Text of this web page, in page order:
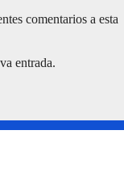
comentarios a esta
entrada.